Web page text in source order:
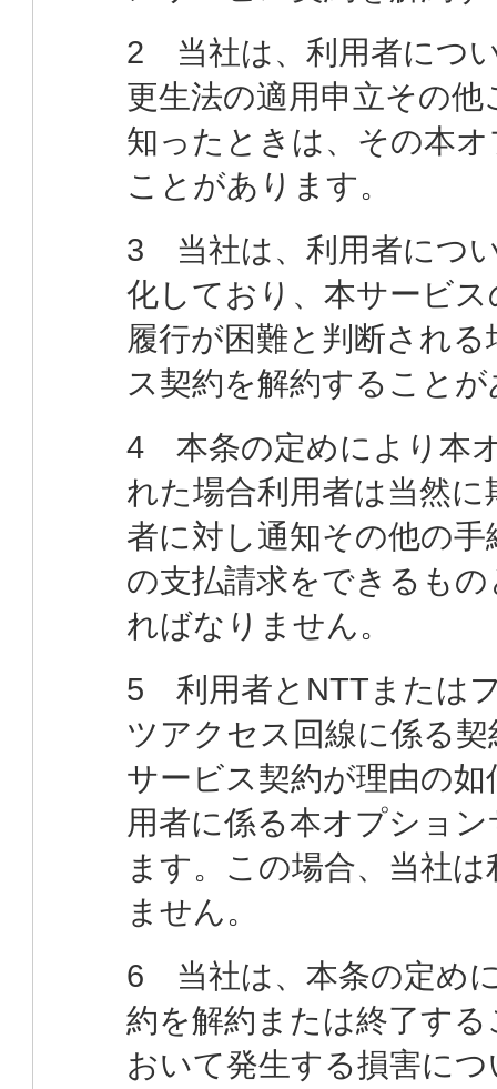
2 当社は、利用者につ
更生法の適用申立その
知ったときは、その本
ことがあります。
3 当社は、利用者につ
化しており、本サービ
履行が困難と判断され
ス契約を解約すること
4 本条の定めにより本
れた場合利用者は当然
者に対し通知その他の
の支払請求をできるも
ればなりません。
5 利用者とNTTまたは
ツアクセス回線に係る
サービス契約が理由の
用者に係る本オプショ
ます。この場合、当社
ません。
6 当社は、本条の定め
約を解約または終了す
おいて発生する損害に